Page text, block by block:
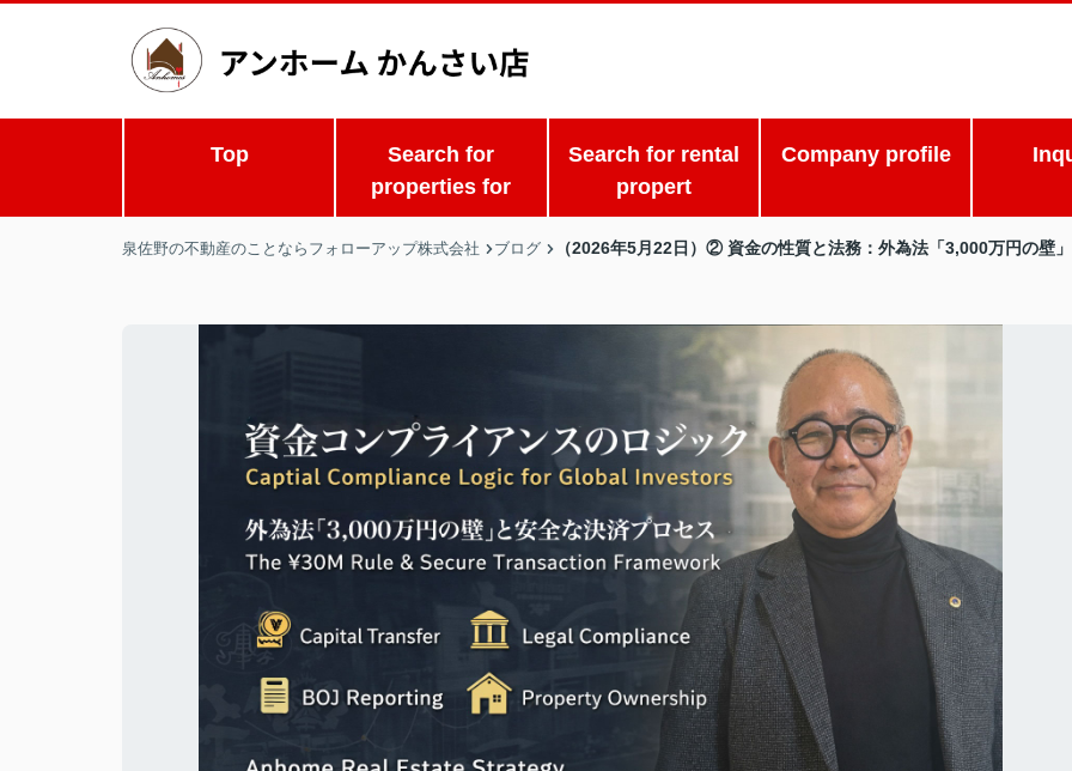
Top
Search for
properties for
Search for rental
propert
Company profile
泉佐野の不動産のことならフォローアップ株式会社 ブログ （2026年5月22日）② 資金の性質と法務：外為法「3,000万円の壁